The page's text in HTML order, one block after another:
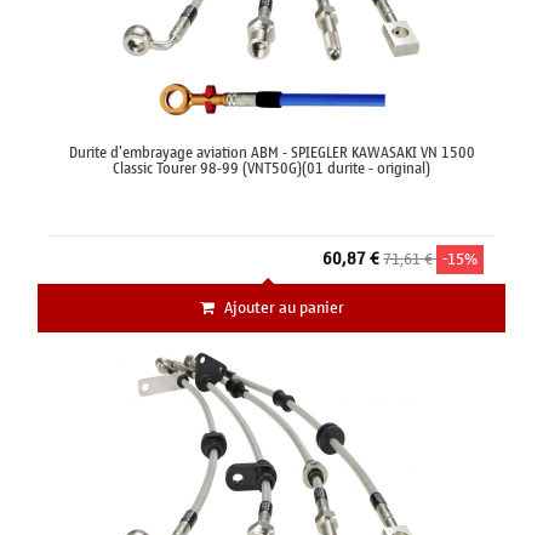
Durite d'embrayage aviation ABM - SPIEGLER KAWASAKI VN 1500
Classic Tourer 98-99 (VNT50G)(01 durite - original)
60,87 €71,61 € -15%
Ajouter au panier